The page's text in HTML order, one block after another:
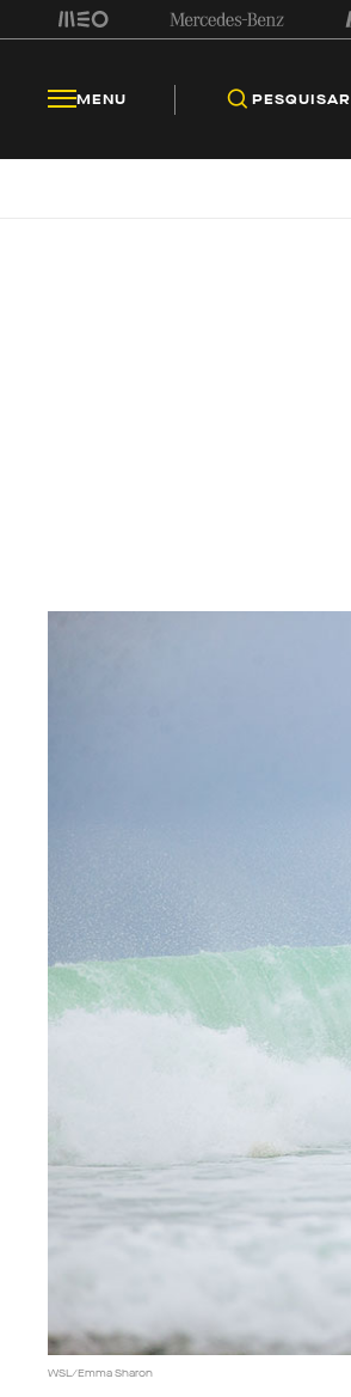
MENU PESQUISAR
WSL/Emma Sharon